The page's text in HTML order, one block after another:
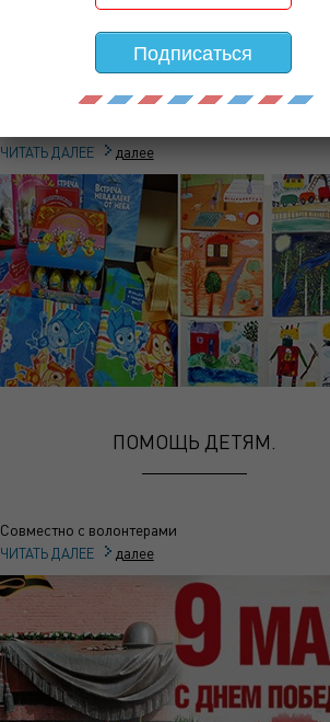
ТКАНЬ ПОПЛИН 150 СМ RING CT
ЧИТАТЬ ДАЛЕЕ далее
ПОМОЩЬ ДЕТЯМ.
Совместно с волонтерами
ЧИТАТЬ ДАЛЕЕ далее
Подписаться